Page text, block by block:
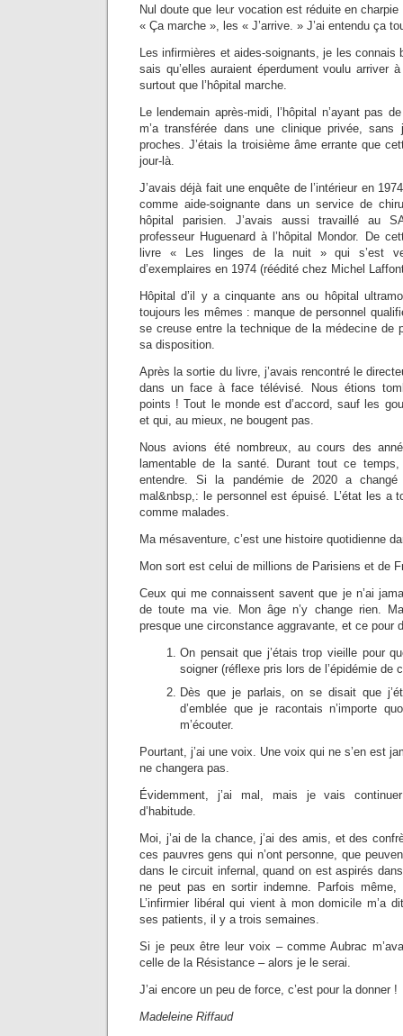
Nul doute que leur vocation est réduite en
« Ça marche », les « J’arrive. » J’ai entendu ça
Les infirmières et aides-soignants, je les connais
sais qu’elles auraient éperdument voulu arriver
surtout que l’hôpital marche.
Le lendemain après-midi, l’hôpital n’ayant pas
m’a transférée dans une clinique privée, sans
proches. J’étais la troisième âme errante que
jour-là.
J’avais déjà fait une enquête de l’intérieur en
comme aide-soignante dans un service de
hôpital parisien. J’avais aussi travaillé au
professeur Huguenard à l’hôpital Mondor. De
livre « Les linges de la nuit » qui s’est
d’exemplaires en 1974 (réédité chez Michel
Hôpital d’il y a cinquante ans ou hôpital
toujours les mêmes : manque de personnel
se creuse entre la technique de la médecine de
sa disposition.
Après la sortie du livre, j’avais rencontré le
dans un face à face télévisé. Nous étions
points ! Tout le monde est d’accord, sauf les
et qui, au mieux, ne bougent pas.
Nous avions été nombreux, au cours des
lamentable de la santé. Durant tout ce temps,
entendre. Si la pandémie de 2020 a changé
mal&nbsp,: le personnel est épuisé. L’état les a
comme malades.
Ma mésaventure, c’est une histoire quotidienne
Mon sort est celui de millions de Parisiens et de
Ceux qui me connaissent savent que je n’ai
de toute ma vie. Mon âge n’y change rien.
presque une circonstance aggravante, et ce pour
On pensait que j’étais trop vieille pour
soigner (réflexe pris lors de l’épidémie de
Dès que je parlais, on se disait que
d’emblée que je racontais n’importe
m’écouter.
Pourtant, j’ai une voix. Une voix qui ne s’en est
ne changera pas.
Évidemment, j’ai mal, mais je vais
d’habitude.
Moi, j’ai de la chance, j’ai des amis, et des
ces pauvres gens qui n’ont personne, que
dans le circuit infernal, quand on est aspirés
ne peut pas en sortir indemne. Parfois
L’infirmier libéral qui vient à mon domicile m’a
ses patients, il y a trois semaines.
Si je peux être leur voix – comme Aubrac
celle de la Résistance – alors je le serai.
J’ai encore un peu de force, c’est pour la donner !
Madeleine Riffaud